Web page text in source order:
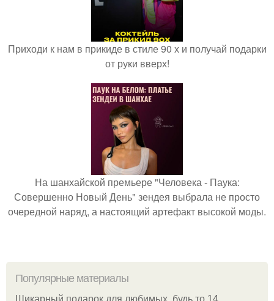
Приходи к нам в прикиде в стиле 90 х и получай подарки
от руки вверх!
На шанхайской премьере "Человека - Паука:
Совершенно Новый День" зендея выбрала не просто
очередной наряд, а настоящий артефакт высокой моды.
Популярные материалы
Шикарный подарок для любимых, будь то 14